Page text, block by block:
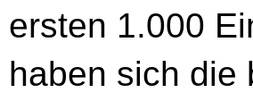
ersten 1.000
haben sich die